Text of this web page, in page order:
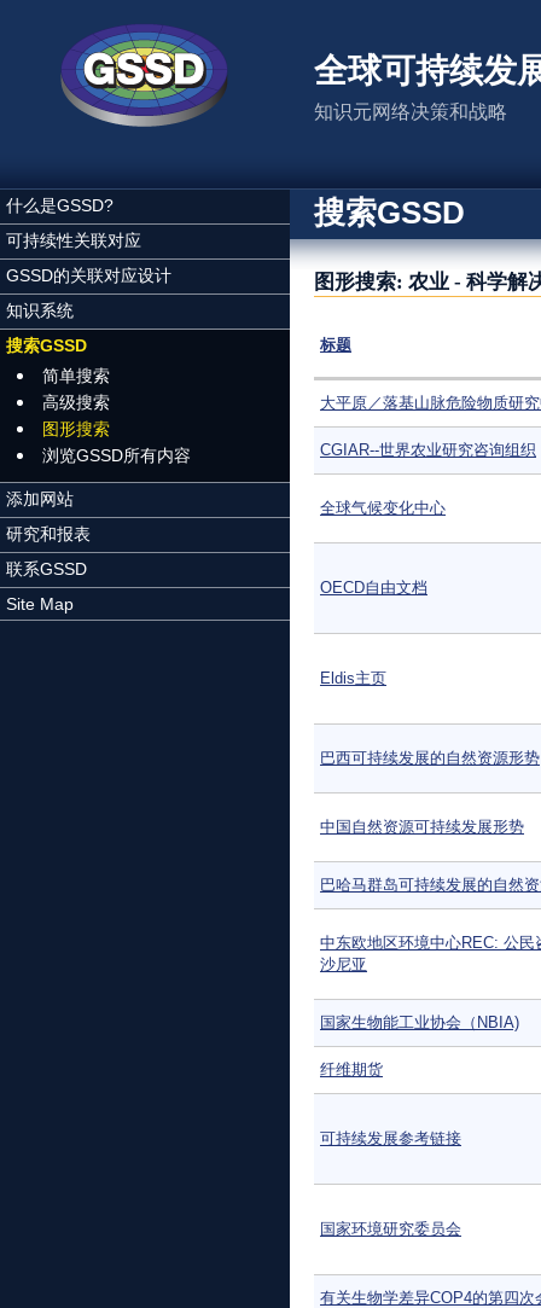
全球可持续发
知识元网络决策和战略
什么是GSSD?
可持续性关联对应
GSSD的关联对应设计
知识系统
搜索GSSD
简单搜索
高级搜索
图形搜索
浏览GSSD所有内容
添加网站
研究和报表
联系GSSD
Site Map
搜索GSSD
图形搜索: 农业 - 科学解
标题
大平原／落基山脉危险物质研
CGIAR--世界农业研究咨询组织
全球气候变化中心
OECD自由文档
Eldis主页
巴西可持续发展的自然资源形势
中国自然资源可持续发展形势
巴哈马群岛可持续发展的自然
中东欧地区环境中心REC: 公民
沙尼亚
国家生物能工业协会（NBIA)
纤维期货
可持续发展参考链接
国家环境研究委员会
有关生物学差异COP4的第四次